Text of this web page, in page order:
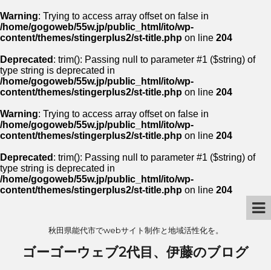
Warning: Trying to access array offset on false in
/home/gogoweb/55w.jp/public_html/ito/wp-
content/themes/stingerplus2/st-title.php on line 204
Deprecated : trim(): Passing null to parameter #1 ($string) of
type string is deprecated in
/home/gogoweb/55w.jp/public_html/ito/wp-
content/themes/stingerplus2/st-title.php on line 204
Warning: Trying to access array offset on false in
/home/gogoweb/55w.jp/public_html/ito/wp-
content/themes/stingerplus2/st-title.php on line 204
Deprecated : trim(): Passing null to parameter #1 ($string) of
type string is deprecated in
/home/gogoweb/55w.jp/public_html/ito/wp-
content/themes/stingerplus2/st-title.php on line 204
秋田県能代市でwebサイト制作と地域活性化を。
ゴーゴーウェブ2代目、伊藤のブログ